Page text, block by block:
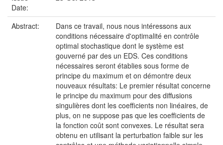
Date:
Abstract:
Dans ce travail, nous nous intéressons aux
conditions nécessaire d'optimalité en contrôle
optimal stochastique dont le système est
gouverné par des un EDS. Ces conditions
nécessaires seront établies sous forme de
principe du maximum et on démontre deux
nouveaux résultats: Le premier résultat concerne
le principe du maximum pour des diffusions
singulières dont les coefficients non linéaires, de
plus, on ne suppose pas que les coefficients de
la fonction coût sont convexes. Le résultat sera
obtenu en utilisant la perturbation faible sur les